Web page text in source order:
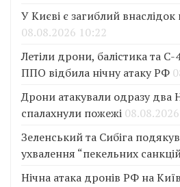
У Києві є загиблий внаслідок
08.08.2026 10:22
Летіли дрони, балістика та
ППО відбила нічну атаку РФ
Дрони атакували одразу два
спалахнули пожежі
Зеленський та Сибіга
ухвалення “пекельних
Нічна атака дронів РФ на